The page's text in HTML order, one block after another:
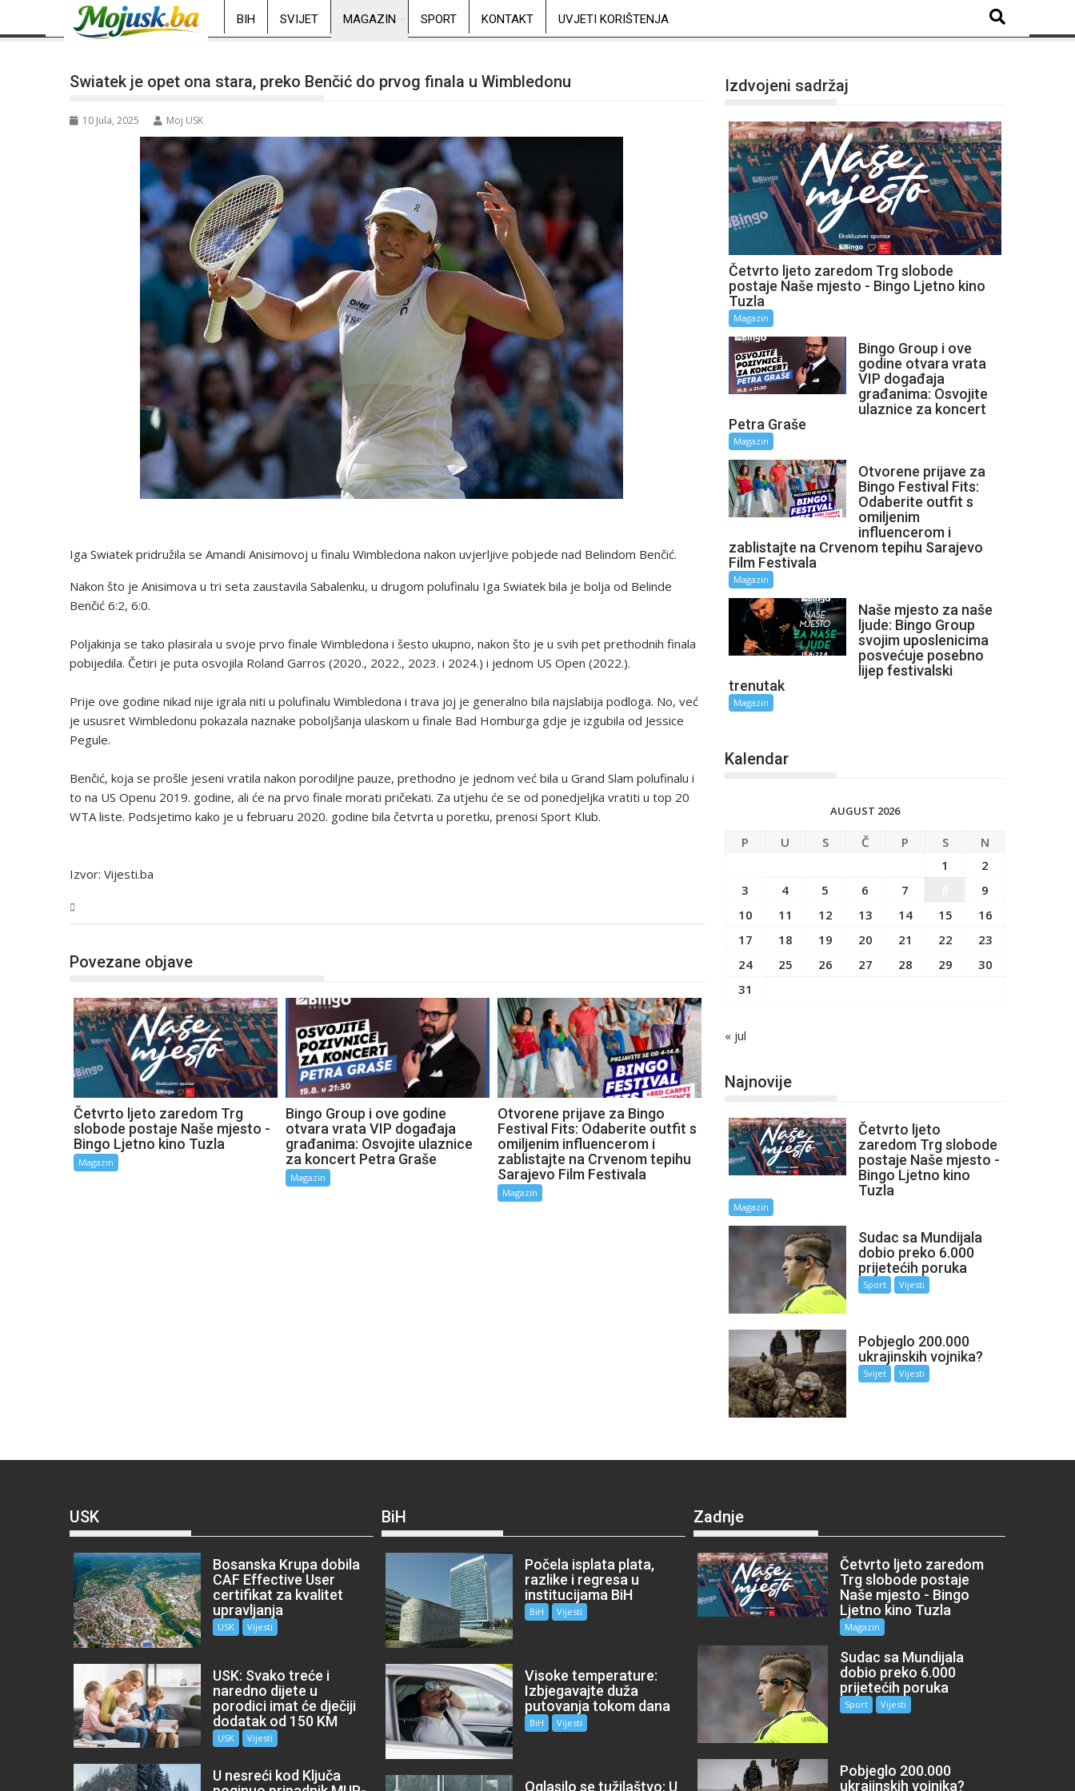
BIH SVIJET MAGAZIN SPORT KONTAKT UVJETI KORIŠTENJA
Swiatek je opet ona stara, preko Benčić do prvog finala u Wimbledonu
10 Jula, 2025 Moj USK
Iga Swiatek pridružila se Amandi Anisimovoj u finalu Wimbledona nakon uvjerljive pobjede nad Belindom Benčić.
Nakon što je Anisimova u tri seta zaustavila Sabalenku, u drugom polufinalu Iga Swiatek bila je bolja od Belinde
Benčić 6:2, 6:0.
Poljakinja se tako plasirala u svoje prvo finale Wimbledona i šesto ukupno, nakon što je u svih pet prethodnih finala
pobijedila. Četiri je puta osvojila Roland Garros (2020., 2022., 2023. i 2024.) i jednom US Open (2022.).
Prije ove godine nikad nije igrala niti u polufinalu Wimbledona i trava joj je generalno bila najslabija podloga. No, već
je ususret Wimbledonu pokazala naznake poboljšanja ulaskom u finale Bad Homburga gdje je izgubila od Jessice
Pegule.
Benčić, koja se prošle jeseni vratila nakon porodiljne pauze, prethodno je jednom već bila u Grand Slam polufinalu i
to na US Openu 2019. godine, ali će na prvo finale morati pričekati. Za utjehu će se od ponedjeljka vratiti u top 20
WTA liste. Podsjetimo kako je u februaru 2020. godine bila četvrta u poretku, prenosi Sport Klub.
Izvor: Vijesti.ba
Povezane objave
Četvrto ljeto zaredom Trg
slobode postaje Naše mjesto -
Bingo Ljetno kino Tuzla
Magazin
Bingo Group i ove godine
otvara vrata VIP događaja
građanima: Osvojite ulaznice
za koncert Petra Graše
Magazin
Otvorene prijave za Bingo
Festival Fits: Odaberite outfit s
omiljenim influencerom i
zablistajte na Crvenom tepihu
Sarajevo Film Festivala
Magazin
Izdvojeni sadržaj
Četvrto ljeto zaredom Trg slobode
postaje Naše mjesto - Bingo Ljetno kino
Tuzla
Magazin
Bingo Group i ove
godine otvara vrata
VIP događaja
građanima: Osvojite
ulaznice za koncert
Petra Graše
Magazin
Otvorene prijave za
Bingo Festival Fits:
Odaberite outfit s
omiljenim
influencerom i
zablistajte na Crvenom tepihu Sarajevo
Film Festivala
Magazin
Naše mjesto za naše
ljude: Bingo Group
svojim uposlenicima
posvećuje posebno
lijep festivalski
trenutak
Magazin
Kalendar
AUGUST 2026
P U S Č P S
N
1
2
3
4 5 6 7
9
10
11 12 13 14 15
16
17
18 19 20 21 22
23
24
25 26 27 28 29
30
31
« jul
Najnovije
Četvrto ljeto
zaredom Trg slobode
postaje Naše mjesto -
Bingo Ljetno kino
Tuzla
Magazin
Sudac sa Mundijala
dobio preko 6.000
prijetećih poruka
Sport Vijesti
Pobjeglo 200.000
ukrajinskih vojnika?
Svijet Vijesti
USK
Bosanska Krupa dobila
CAF Effective User
certifikat za kvalitet
upravljanja
USK Vijesti
USK: Svako treće i
naredno dijete u
porodici imat će dječiji
dodatak od 150 KM
USK Vijesti
U nesreći kod Ključa
BiH
Počela isplata plata,
razlike i regresa u
institucijama BiH
BiH Vijesti
Visoke temperature:
Izbjegavajte duža
putovanja tokom dana
BiH Vijesti
Oglasilo se tužilaštvo: U
Zadnje
Četvrto ljeto zaredom
Trg slobode postaje
Naše mjesto - Bingo
Ljetno kino Tuzla
Magazin
Sudac sa Mundijala
dobio preko 6.000
prijetećih poruka
Sport Vijesti
Pobjeglo 200.000
ukrajinskih vojnika?